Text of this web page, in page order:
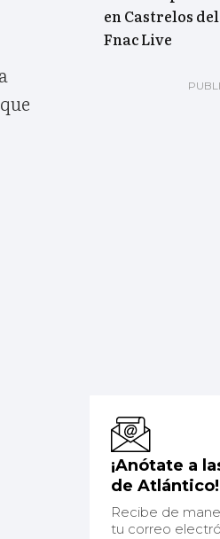
en Castrelos
Fnac Live
¡Anótate a
de Atlántico!
Recibe de
tu correo